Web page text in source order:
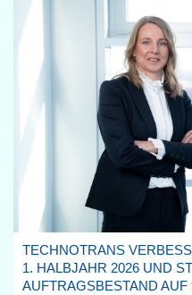
TECHNOTRANS
1. HALBJAHR 2026 UND
AUFTRAGSBESTAND AUF